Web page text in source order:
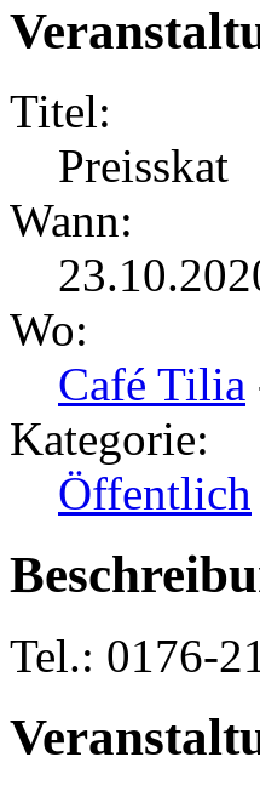
Titel:
Preisskat
Wann:
Wo:
Café Tilia
Kategorie:
Öffentlich
Tel.: 0176-